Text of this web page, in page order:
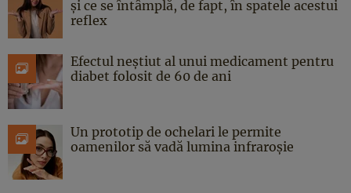
și ce se întâmplă, de fapt, în spatele acestui
reflex
Efectul neștiut al unui medicament pentru
diabet folosit de 60 de ani
Un prototip de ochelari le permite
oamenilor să vadă lumina infraroșie